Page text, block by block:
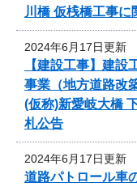
川橋 仮桟橋工事
2024年6月17日更新
【建設工事】建
事業（地方道路改
(仮称)新愛岐大橋
札公告
2024年6月17日更新
道路パトロール車